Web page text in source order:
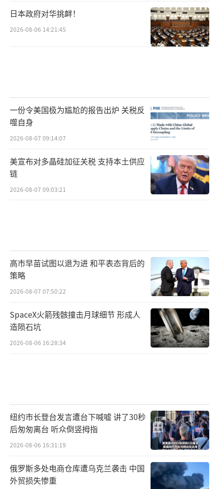
日本政府对华挑衅！
2026-08-06 14:21:45
一份令美国极为尴尬的报告出炉 关税反
噬自身
2026-08-07 09:14:07
美宣布对多晶硅加征关税 支持本土供应
链
2026-08-07 09:03:21
高市早苗试图以退为进 和平表态背后的
策略
2026-08-07 07:50:22
SpaceX火箭残骸撞击月球细节 形成人
造陨石坑
2026-08-06 16:28:34
纽约市长登台发言遭台下喊嘘 讲了30秒
后匆匆离台 听众倒竖拇指
2026-08-06 16:31:19
俄罗斯多处电商仓库遭乌克兰袭击 中国
外贸损失惨重